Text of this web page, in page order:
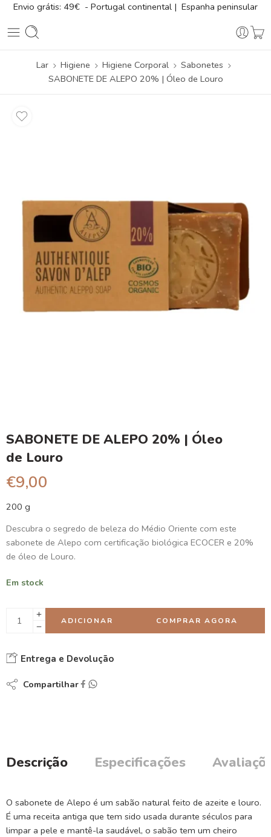
Envio grátis: 49€ - Portugal continental | Espanha peninsular
Lar Higiene Higiene Corporal
Sabonetes
SABONETE DE ALEPO 20% | Óleo de Louro
SABONETE DE ALEPO 20% | Óleo
de Louro
€9,00
200 g
Descubra o segredo de beleza do Médio Oriente com este
sabonete de Alepo com certificação biológica ECOCER e 20%
de óleo de Louro.
Em stock
ADICIONAR COMPRAR AGORA
Entrega e Devolução
Compartilhar
Descrição Especificações
O sabonete de Alepo é um sabão natural feito de azeite e louro.
É uma receita antiga que tem sido usada durante séculos para
limpar a pele e mantê-la saudável, o sabão tem um cheiro